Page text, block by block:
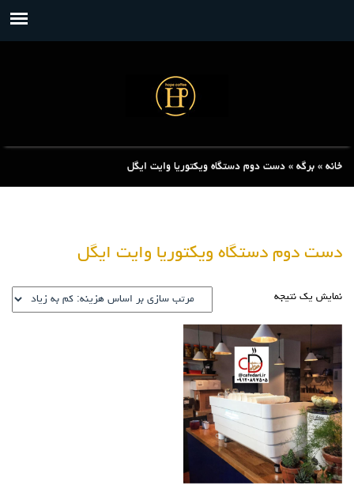
خانه » برگه » دست دوم دستگاه ویکتوریا وایت ایگل
دست دوم دستگاه ویکتوریا وایت ایگل
نمایش یک نتیجه